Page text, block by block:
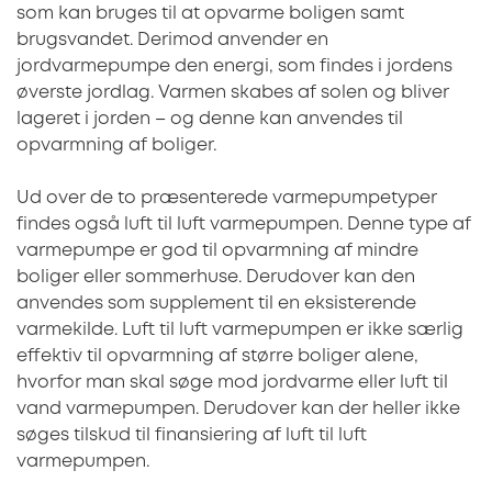
som kan bruges til at opvarme boligen samt
brugsvandet. Derimod anvender en
jordvarmepumpe den energi, som findes i jordens
øverste jordlag. Varmen skabes af solen og bliver
lageret i jorden – og denne kan anvendes til
opvarmning af boliger.
Ud over de to præsenterede varmepumpetyper
findes også luft til luft varmepumpen. Denne type af
varmepumpe er god til opvarmning af mindre
boliger eller sommerhuse. Derudover kan den
anvendes som supplement til en eksisterende
varmekilde. Luft til luft varmepumpen er ikke særlig
effektiv til opvarmning af større boliger alene,
hvorfor man skal søge mod jordvarme eller luft til
vand varmepumpen. Derudover kan der heller ikke
søges tilskud til finansiering af luft til luft
varmepumpen.